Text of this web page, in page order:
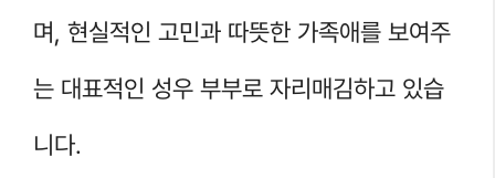
며, 현실적인 고민과 따뜻한 가족애를 보여주
는 대표적인 성우 부부로 자리매김하고 있습
니다.